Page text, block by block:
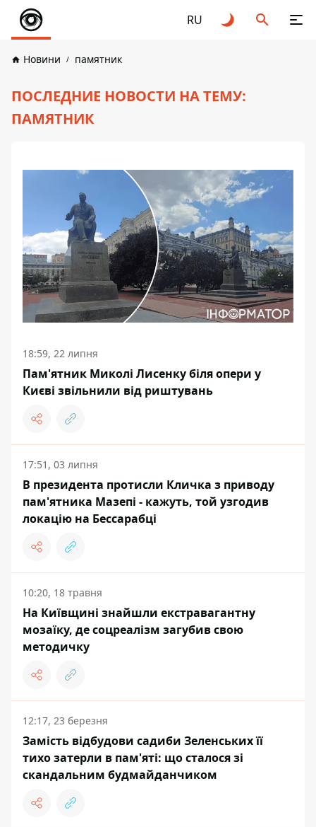
RU
Новини памятник
ПОСЛЕДНИЕ НОВОСТИ НА ТЕМУ:
ПАМЯТНИК
18:59, 22 липня
Пам'ятник Миколі Лисенку біля опери у
Києві звільнили від риштувань
17:51, 03 липня
В президента протисли Кличка з приводу
пам'ятника Мазепі - кажуть, той узгодив
локацію на Бессарабці
10:20, 18 травня
На Київщині знайшли екстравагантну
мозаїку, де соцреалізм загубив свою
методичку
12:17, 23 березня
Замість відбудови садиби Зеленських її
тихо затерли в пам'яті: що сталося зі
скандальним будмайданчиком